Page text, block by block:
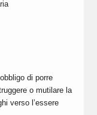
di porre
o mutilare la
verso l’essere